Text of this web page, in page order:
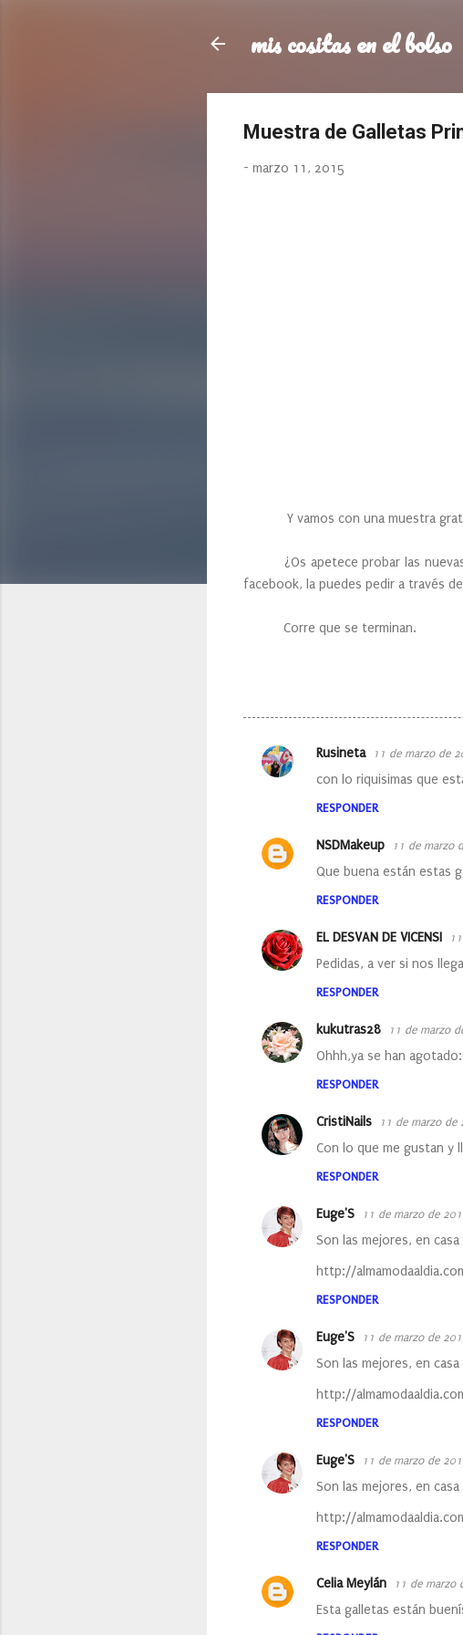
mis cositas en el bolso
Muestra de Galletas
- marzo 11, 2015
Y vamos con una muestra
¿Os apetece probar las nuevas
facebook, la puedes pedir a través
Corre que se terminan.
C
e
n
r
Rusineta 11 de marzo de
con lo riquisimas que
RESPONDER
NSDMakeup 11 de marzo
Que buena están estas
RESPONDER
EL DESVAN DE VICENSI
Pedidas, a ver si nos
RESPONDER
kukutras28 11 de marzo
Ohhh,ya se han
RESPONDER
CristiNails 11 de marzo de
Con lo que me gustan y
RESPONDER
Euge'S 11 de marzo de
Son las mejores, en
http://
RESPONDER
Euge'S 11 de marzo de
Son las mejores, en
http://
RESPONDER
Euge'S 11 de marzo de
Son las mejores, en
http://
RESPONDER
Celia Meylán 11 de marzo
Esta galletas están